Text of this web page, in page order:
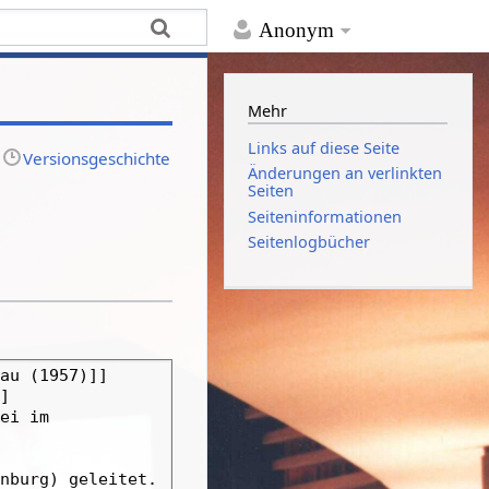
Anonym
Versionsgeschichte
Mehr
Links auf diese Seite
Änderungen an verlinkten
Seiten
Seiten­­informationen
Seitenlogbücher